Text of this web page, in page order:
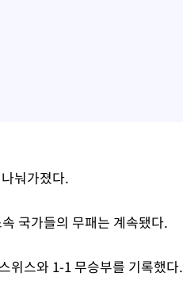
눠가졌다.
국가들의 무패는 계속됐다.
위스와 1-1 무승부를 기록했다.